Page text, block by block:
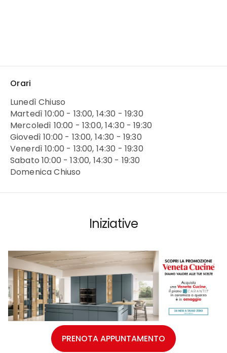
Orari
Lunedì Chiuso
Martedì 10:00 - 13:00, 14:30 - 19:30
Mercoledì 10:00 - 13:00, 14:30 - 19:30
Giovedì 10:00 - 13:00, 14:30 - 19:30
Venerdì 10:00 - 13:00, 14:30 - 19:30
Sabato 10:00 - 13:00, 14:30 - 19:30
Domenica Chiuso
Iniziative
PRENOTA APPUNTAMENTO